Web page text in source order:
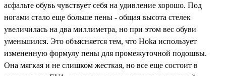
асфальте обувь чувствует себя на удивление хорошо. Под
ногами стало еще больше пены - общая высота стелек
увеличилась на два миллиметра, но при этом вес обуви
уменьшился. Это объясняется тем, что Hoka использует
измененную формулу пены для промежуточной подошвы.
Она мягкая и не слишком жесткая, но все еще состоит в